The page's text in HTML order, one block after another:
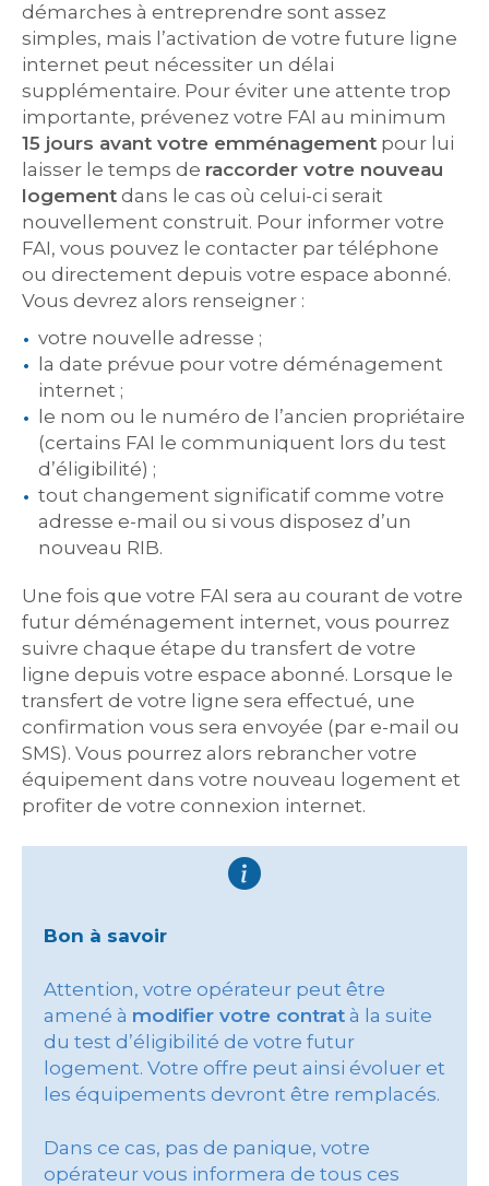
démarches à entreprendre sont assez
simples, mais l’activation de votre future ligne
internet peut nécessiter un délai
supplémentaire. Pour éviter une attente trop
importante, prévenez votre FAI au minimum
15 jours avant votre emménagement pour lui
laisser le temps de raccorder votre nouveau
logement dans le cas où celui-ci serait
nouvellement construit. Pour informer votre
FAI, vous pouvez le contacter par téléphone
ou directement depuis votre espace abonné.
Vous devrez alors renseigner :
votre nouvelle adresse ;
la date prévue pour votre déménagement
internet ;
le nom ou le numéro de l’ancien propriétaire
(certains FAI le communiquent lors du test
d’éligibilité) ;
tout changement significatif comme votre
adresse e-mail ou si vous disposez d’un
nouveau RIB.
Une fois que votre FAI sera au courant de votre
futur déménagement internet, vous pourrez
suivre chaque étape du transfert de votre
ligne depuis votre espace abonné. Lorsque le
transfert de votre ligne sera effectué, une
confirmation vous sera envoyée (par e-mail ou
SMS). Vous pourrez alors rebrancher votre
équipement dans votre nouveau logement et
profiter de votre connexion internet.
Bon à savoir
Attention, votre opérateur peut être
amené à modifier votre contrat à la suite
du test d’éligibilité de votre futur
logement. Votre offre peut ainsi évoluer et
les équipements devront être remplacés.
Dans ce cas, pas de panique, votre
opérateur vous informera de tous ces